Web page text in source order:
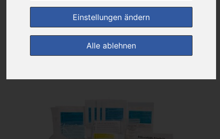
Einstellungen ändern
Alle ablehnen
zur Einkaufsliste